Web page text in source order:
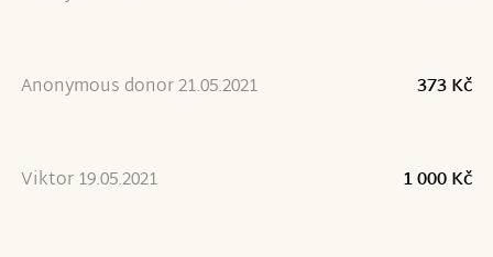
Anonymous donor 21.05.2021 373 Kč
Viktor 19.05.2021 1 000 Kč